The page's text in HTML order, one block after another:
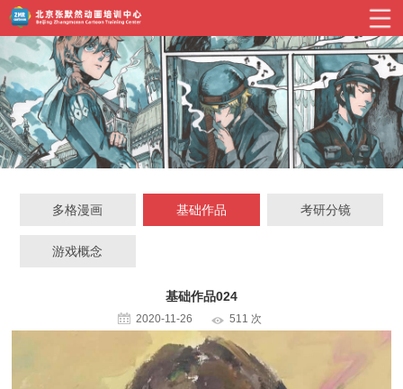
多格漫画 基础作品 考研分镜
游戏概念
基础作品024
2020-11-26 511 次